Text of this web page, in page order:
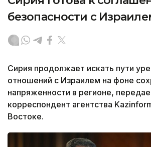
безопасности с
Сирия продолжает искать пути
отношений с Израилем на фоне
напряженности в регионе,
корреспондент агентства
Востоке.